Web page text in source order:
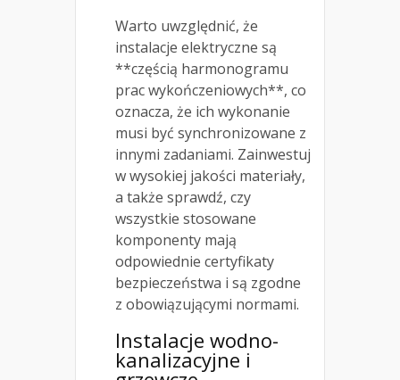
Warto uwzględnić, że
instalacje elektryczne są
**częścią harmonogramu
prac wykończeniowych**, co
oznacza, że ich wykonanie
musi być synchronizowane z
innymi zadaniami. Zainwestuj
w wysokiej jakości materiały,
a także sprawdź, czy
wszystkie stosowane
komponenty mają
odpowiednie certyfikaty
bezpieczeństwa i są zgodne
z obowiązującymi normami.
Instalacje wodno-
kanalizacyjne i